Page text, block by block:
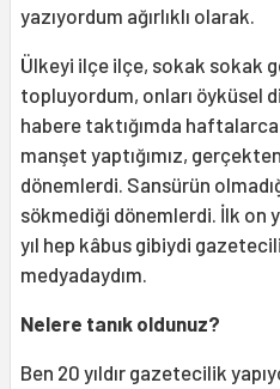
yazıyordum ağırlıklı olarak.
Ülkeyi ilçe ilçe, sokak sokak
topluyordum, onları öyküsel
habere taktığımda
manşet yaptığımız,
dönemlerdi. Sansürün
sökmediği dönemlerdi. İlk on
yıl hep kâbus gibiydi
medyadaydım.
Nelere tanık oldunuz?
Ben 20 yıldır gazetecilik